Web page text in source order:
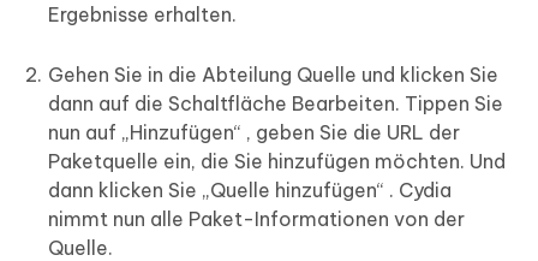
Ergebnisse erhalten.
Gehen Sie in die Abteilung Quelle und klicken Sie
dann auf die Schaltfläche Bearbeiten. Tippen Sie
nun auf „Hinzufügen“ , geben Sie die URL der
Paketquelle ein, die Sie hinzufügen möchten. Und
dann klicken Sie „Quelle hinzufügen“ . Cydia
nimmt nun alle Paket-Informationen von der
Quelle.